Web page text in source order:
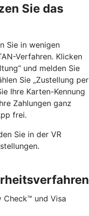
Sie das
Sie in wenigen
Verfahren. Klicken
und melden Sie
Sie „Zustellung per
Ihre Karten-Kennung
Zahlungen ganz
frei.
Sie in der VR
und Visa